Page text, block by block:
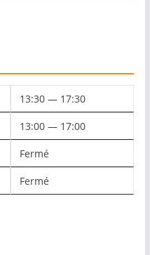
13:30 — 17:30
13:00 — 17:00
Fermé
Fermé